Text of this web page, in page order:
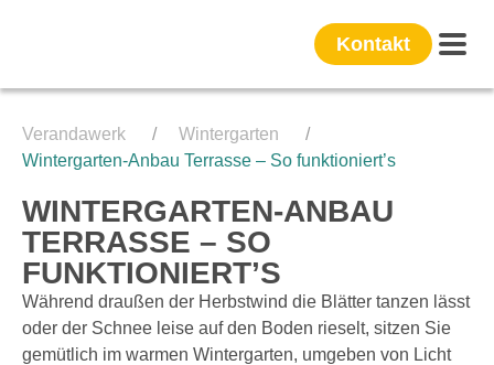
Kontakt
Verandawerk
Wintergarten
Wintergarten-Anbau Terrasse – So funktioniert’s
WINTERGARTEN-ANBAU
TERRASSE – SO
FUNKTIONIERT’S
Während draußen der Herbstwind die Blätter tanzen lässt
oder der Schnee leise auf den Boden rieselt, sitzen Sie
gemütlich im warmen Wintergarten, umgeben von Licht